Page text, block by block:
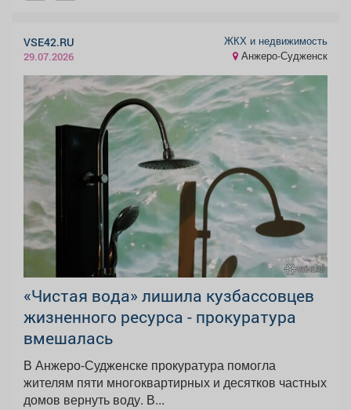
VSE42.RU
29.07.2026
ЖКХ и недвижимость
Анжеро-Судженск
«Чистая вода» лишила кузбассовцев
жизненного ресурса - прокуратура
вмешалась
В Анжеро-Судженске прокуратура помогла
жителям пяти многоквартирных и десятков частных
домов вернуть воду. В...